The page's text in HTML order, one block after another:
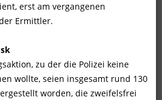
erst am vergangenen
Ermittler.
zu der die Polizei keine
wollte, seien insgesamt rund 130
worden, die zweifelsfrei